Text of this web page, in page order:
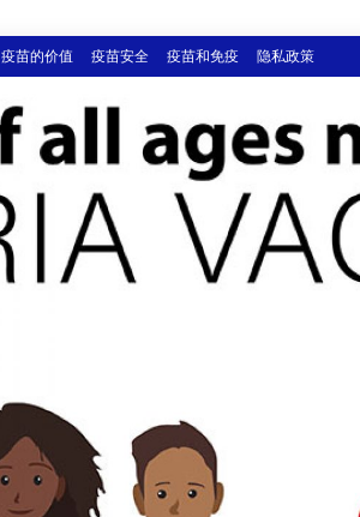
疫苗的价值 疫苗安全 疫苗和免疫 隐私政策